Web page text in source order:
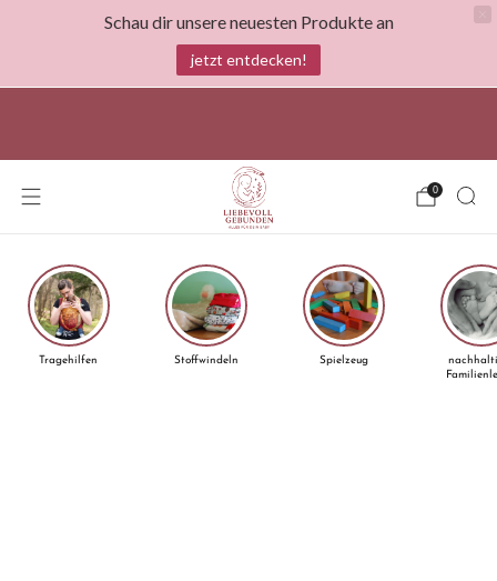
0
Tragehilfen Stoffwindeln Spielzeug
Schau dir unsere neuesten Produkte an
jetzt entdecken!